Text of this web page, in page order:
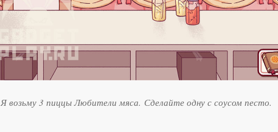
Я возьму 3 пиццы Любители мяса. Сделайте одну с соусом песто.